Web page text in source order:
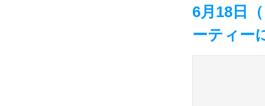
6月18日
ーティー